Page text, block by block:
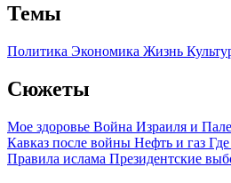
Темы
Политика Экономика Жизнь
Сюжеты
Мое здоровье Война Израиля и
Кавказ после войны Нефть и газ
Правила ислама Президентские